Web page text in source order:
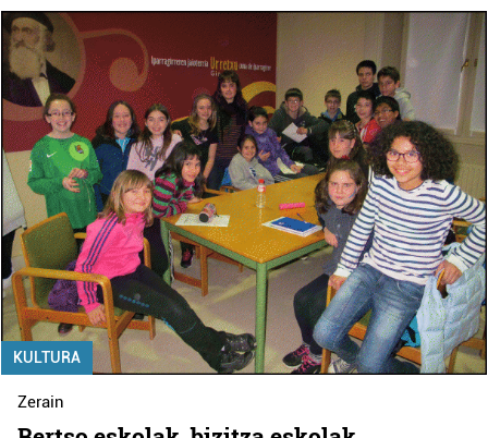
KULTURA
Zerain